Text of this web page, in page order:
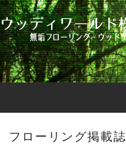
フローリング掲載誌